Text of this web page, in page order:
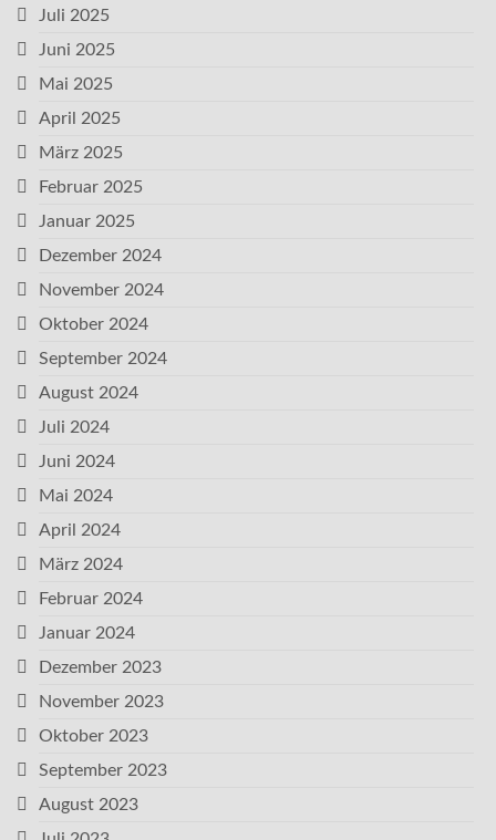
Juli 2025
Juni 2025
Mai 2025
April 2025
März 2025
Februar 2025
Januar 2025
Dezember 2024
November 2024
Oktober 2024
September 2024
August 2024
Juli 2024
Juni 2024
Mai 2024
April 2024
März 2024
Februar 2024
Januar 2024
Dezember 2023
November 2023
Oktober 2023
September 2023
August 2023